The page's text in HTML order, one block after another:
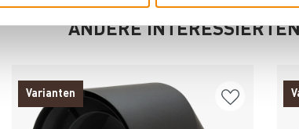
ANDERE
Varianten